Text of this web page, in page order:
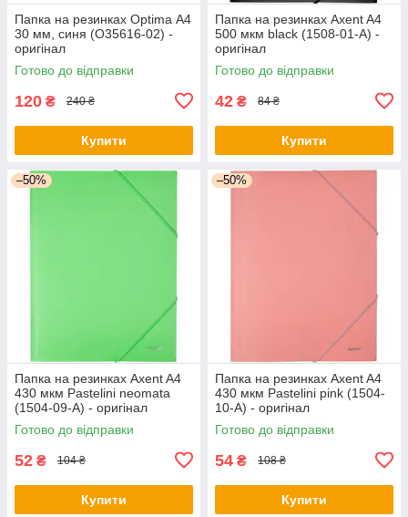
Папка на резинках Optima А4
30 мм, синя (O35616-02) -
оригінал
Готово до відправки
120 ₴ 240 ₴
Купити
Папка на резинках Axent A4
500 мкм black (1508-01-A) -
оригінал
Готово до відправки
42 ₴ 84 ₴
Купити
–50%
Папка на резинках Axent A4
430 мкм Pastelini neomata
(1504-09-A) - оригінал
Готово до відправки
52 ₴ 104 ₴
Купити
–50%
Папка на резинках Axent A4
430 мкм Pastelini pink (1504-
10-A) - оригінал
Готово до відправки
54 ₴ 108 ₴
Купити